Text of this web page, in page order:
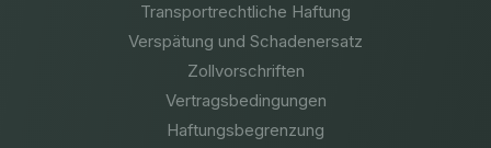
Transportrechtliche Haftung
Verspätung und Schadenersatz
Zollvorschriften
Vertragsbedingungen
Haftungsbegrenzung